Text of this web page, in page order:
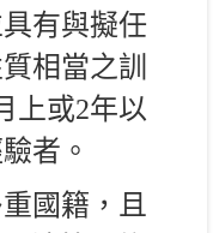
有與擬任
相當之訓
上或2年以
者。
國籍，且